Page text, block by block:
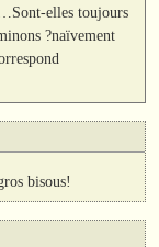
elles toujours
?naïvement
bisous!